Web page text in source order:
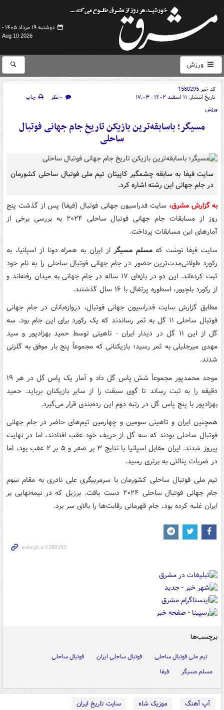
دوشنبه ۱۹ مرداد ۱۴۰۵ -
Aug 10 2026
ورزش
کد خبر1580295
تاریخ انتشار: ۱۱ اسفند ۱۴۰۲ - ۱۷:۰۳ ۰ نظر
چاپ
ورزش
مسیگر؛ باسابقه‌ترین بازیکن تاریخ جام جهانی فوتبال
ساحلی
سایت فیفا به سابقه چشمگیر کاپیتان تیم ملی فوتبال ساحلی کشورمان
در جام جهانی این رشته اشاره کرد.
به گزارش مشرق،سایت فدراسیون جهانی فوتبال (فیفا) پس از گذشت پنج
روز از مسابقات جام جهانی فوتبال ساحلی ۲۰۲۴ به بررسی برخی از
آمارهای این مسابقات پرداخت.
سایت فیفا نوشت کهمسلم مسیگراز ایران به همراه دونا از اسپانیا، به
رکورد طولانی‌مدت‌ترین حضور در جام جهانی فوتبال ساحلی را به نام خود
ثبت کرده‌اند. این دو در بازه‌ای ۱۷ ساله در جام جهانی به میدان رفته‌اند و
از رکورد بلچیور، اسطوره پرتغال با ۱۶ سال گذشتند.
مطابق گزارش سایت فدراسیون جهانی فوتبال، دروازه‌بانان در جام جهانی
فوتبال ساحلی ۱۱ گل به ثمر رساندند که یک رکورد برای این جام بود. سه
گل از این ۱۱ گل در دیدار ایران - تاهیتی توسط حمید بهزادپور و سید
مهدی میرجلیلی به ثمر رسید؛ بازیکنانی که مجموعاً پنج بار موفق به گلزنی
شدند.
موحد محمدپور مجموعاً شش پاس گل داد و آمار یک پاس گل در هر ۱۹
دقیقه را به ثبت رساند تا گوی سبقت را از سایر بازیکنان برباید. حمید
بهزادپور با پنج پاس گل در رتبه دوم این رده‌بندی قرار می‌گیرد.
همچنین ایران و تاهیتی سومین و چهارمین تیم‌های حاضر در جام جهانی
فوتبال ساحلی بودند که سه گل از حریف خود عقب افتادند، اما در نهایت
پیروز شدند. ایران مقابل اسپانیا با نتایج ۳ بر صفر و ۵ بر ۲ عقب بود، اما
در ضربات پنالتی به برتری رسید.
تیم ملی فوتبال ساحلی کشورمان با سرمربیگری علی نادری به مقام سوم
جام جهانی فوتبال ساحلی ۲۰۲۴ دست یافت. برزیل که در نیمه‌نهایی بر
ایران غلبه کرده بود، جام قهرمانی رقابت‌ها را بالای سر برد.
برچسب‌ها
تیم ملی فوتبال ساحلی فوتبال ساحلی ایران
فوتبال ساحلی
مسلم مسیگر
فیفا
آپ آهنگ موزیک شاه
سایت تاریخ ایران